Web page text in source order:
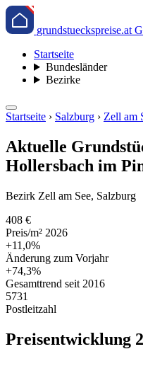
grundstueckspreise.at
Startseite
Bundesländer
Bezirke
Startseite › Salzburg › Zell am
Aktuelle
Hollersbach im
Bezirk Zell am See, Salzburg
408 €
Preis/m² 2026
+11,0%
Änderung zum Vorjahr
+74,3%
Gesamttrend seit 2016
5731
Postleitzahl
Preisentwicklung